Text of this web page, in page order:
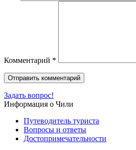
Комментарий *
Задать вопрос!
Информация о Чили
Путеводитель туриста
Вопросы и ответы
Достопримечательности